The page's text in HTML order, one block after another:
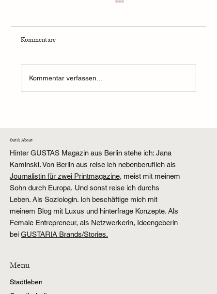
Kommentare
Kommentar verfassen...
Out & About
Hinter GUSTAS Magazin aus Berlin stehe ich: Jana
Kaminski. Von Berlin aus reise ich nebenberuflich als
Journalistin für zwei Printmagazine, meist mit meinem
Sohn durch Europa. Und sonst reise ich durchs
Leben. Als Soziologin. Ich beschäftige mich mit
meinem Blog mit Luxus und hinterfrage Konzepte. Als
Female Entrepreneur, als Netzwerkerin, Ideengeberin
bei GUSTARIA Brands/Stories.
Menu
Stadtleben